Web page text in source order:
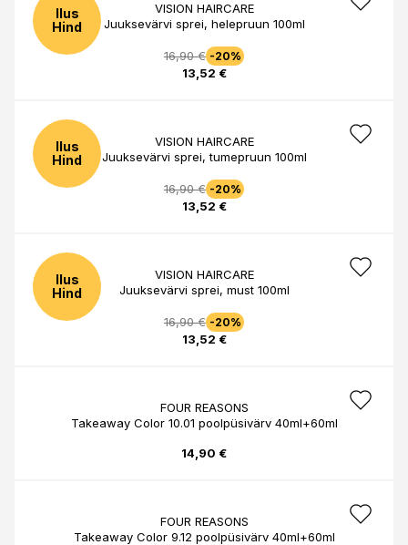
Ilus
Hind
VISION HAIRCARE
Juuksevärvi sprei, helepruun 100ml
16,90 € -20%
13,52 €
Ilus
Hind
VISION HAIRCARE
Juuksevärvi sprei, tumepruun 100ml
16,90 € -20%
13,52 €
Ilus
Hind
VISION HAIRCARE
Juuksevärvi sprei, must 100ml
16,90 € -20%
13,52 €
FOUR REASONS
Takeaway Color 10.01 poolpüsivärv 40ml+60ml
14,90 €
FOUR REASONS
Takeaway Color 9.12 poolpüsivärv 40ml+60ml